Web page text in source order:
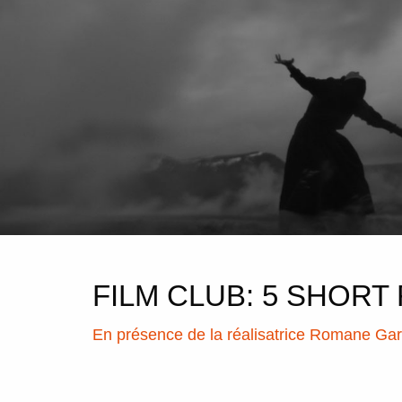
FILM CLUB: 5 SHORT
En présence de la réalisatrice Romane